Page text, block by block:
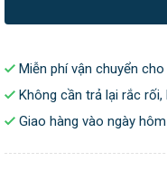
Miễn phí vận chuyển
Không cần trả lại rắc
Giao hàng vào ngày